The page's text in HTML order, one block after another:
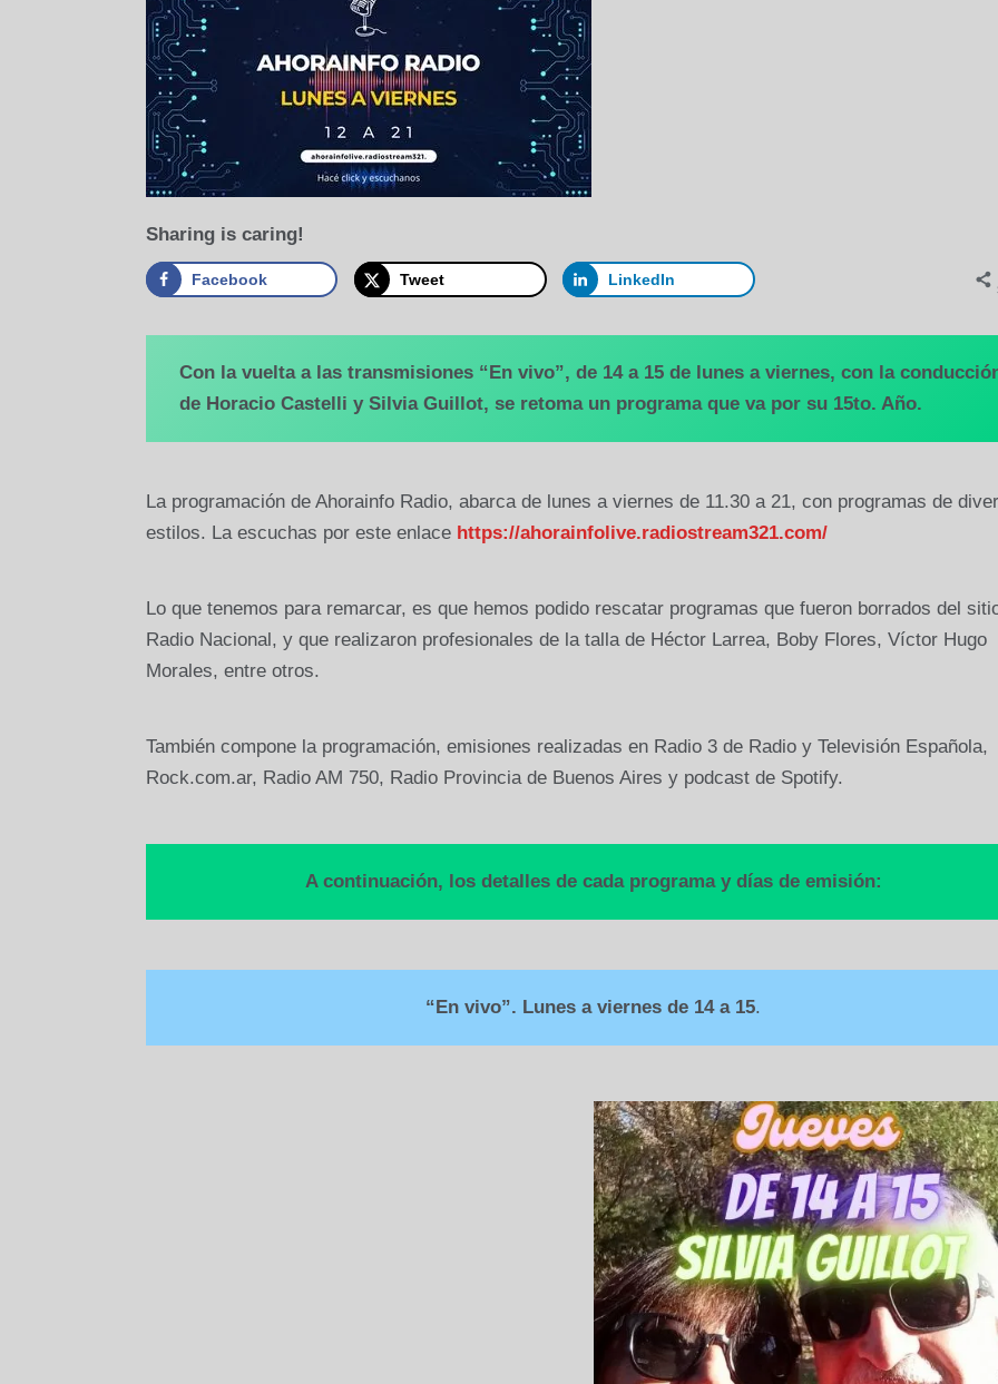
Sharing is caring!
Facebook Tweet LinkedIn
Con la vuelta a las transmisiones “En vivo”, de 14 a 15 de lunes a viernes, con la
de Horacio Castelli y Silvia Guillot, se retoma un programa que va por su 15to. Año.
La programación de Ahorainfo Radio, abarca de lunes a viernes de 11.30 a 21, con programas de
estilos. La escuchas por este enlace https://ahorainfolive.radiostream321.com/
Lo que tenemos para remarcar, es que hemos podido rescatar programas que fueron borrados del
Radio Nacional, y que realizaron profesionales de la talla de Héctor Larrea, Boby Flores, Víctor Hugo
Morales, entre otros.
También compone la programación, emisiones realizadas en Radio 3 de Radio y Televisión Española,
Rock.com.ar, Radio AM 750, Radio Provincia de Buenos Aires y podcast de Spotify.
A continuación, los detalles de cada programa y días de emisión:
“En vivo”. Lunes a viernes de 14 a 15.